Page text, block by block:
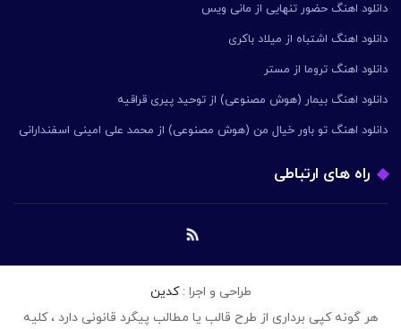
دانلود اهنگ حضور تنهایی از مانی ویس
دانلود اهنگ اشتباه از میلاد باکری
دانلود اهنگ تروما از مستر
دانلود اهنگ بیمار (هوش مصنوعی) از توحید پیری قراقیه
دانلود اهنگ تو باور خیال من (هوش مصنوعی) از محمد علی امینی اسفندارانی
راه های ارتباطی
طراحی و اجرا :کدین
هر گونه کپی برداری از طرح قالب یا مطالب پیگرد قانونی دارد ، کلیه